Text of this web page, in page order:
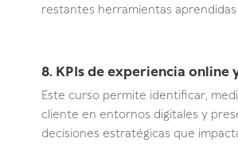
restantes herramientas
8. KPIs de experiencia online
Este curso permite identificar,
cliente en entornos digitales y
decisiones estratégicas que